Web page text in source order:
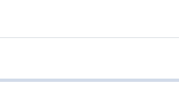
transferência